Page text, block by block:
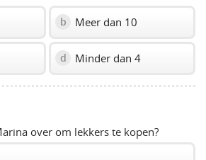
b Meer dan 10
d Minder dan 4
over om lekkers te kopen?